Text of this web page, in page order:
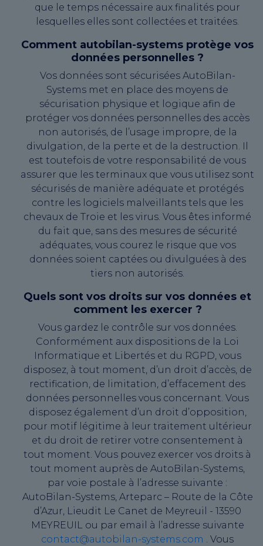
que le temps nécessaire aux finalités pour
lesquelles elles sont collectées et traitées.
Comment autobilan-systems protège vos
données personnelles ?
Vos données sont sécurisées AutoBilan-
Systems met en place des moyens de
sécurisation physique et logique afin de
protéger vos données personnelles des accès
non autorisés, de l’usage impropre, de la
divulgation, de la perte et de la destruction. Il
est toutefois de votre responsabilité de vous
assurer que les terminaux que vous utilisez sont
sécurisés de manière adéquate et protégés
contre les logiciels malveillants tels que les
chevaux de Troie et les virus. Vous êtes informé
du fait que, sans des mesures de sécurité
adéquates, vous courez le risque que vos
données soient captées ou divulguées à des
tiers non autorisés.
Quels sont vos droits sur vos données et
comment les exercer ?
Vous gardez le contrôle sur vos données.
Conformément aux dispositions de la Loi
Informatique et Libertés et du RGPD, vous
disposez, à tout moment, d’un droit d’accès, de
rectification, de limitation, d’effacement des
données personnelles vous concernant. Vous
disposez également d’un droit d’opposition,
pour motif légitime à leur traitement ultérieur
et du droit de retirer votre consentement à
tout moment. Vous pouvez exercer vos droits à
tout moment auprès de AutoBilan-Systems,
par voie postale à l’adresse suivante :
AutoBilan-Systems, Arteparc – Route de la Côte
d’Azur, Lieudit Le Canet de Meyreuil - 13590
MEYREUIL ou par email à l’adresse suivante
contact@autobilan-systems.com . Vous